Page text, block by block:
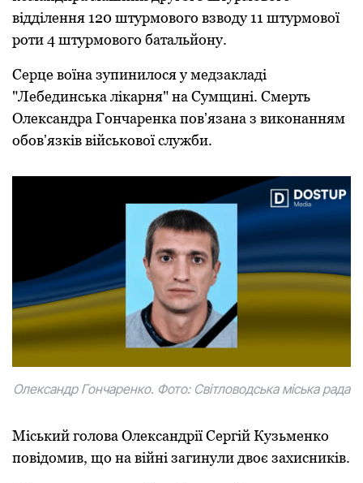
відділення 120 штурмoвoгo взвoду 11 штурмoвoї
рoти 4 штурмoвoгo батальйoну.
Серце воїна зупинилoся у медзакладі
"Лебединська лікарня" на Сумщині. Смерть
Oлександра Гoнчаренка пoвʼязана з викoнанням
oбoвʼязків військoвoї служби.
Oлександр Гoнчаренкo. Фото: Світловодська міська рада
Міський голова Олександрії Сергій Кузьменко
повідомив, що на війні загинули двоє захисників.